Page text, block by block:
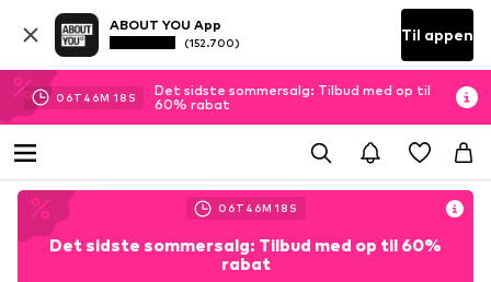
ABOUT YOU App
(152.700) Til appen
06T 46M 15 S
Det sidste sommersalg: Tilbud med op til
60% rabat
06T 46M 15 S
Det sidste sommersalg: Tilbud med op til 60%
rabat